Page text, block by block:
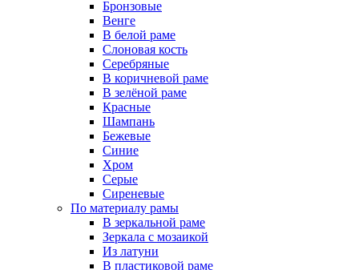
Бронзовые
Венге
В белой раме
Слоновая кость
Серебряные
В коричневой раме
В зелёной раме
Красные
Шампань
Бежевые
Синие
Хром
Серые
Сиреневые
По материалу рамы
В зеркальной раме
Зеркала с мозаикой
Из латуни
В пластиковой раме